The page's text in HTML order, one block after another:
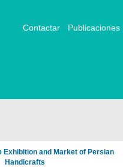
Contactar Publicaciones
Exhibition and Market of Persian
Handicrafts